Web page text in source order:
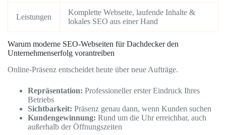
Leistungen
Komplette Webseite, laufende Inhalte &
lokales SEO aus einer Hand
Warum moderne SEO-Webseiten für Dachdecker den
Unternehmenserfolg vorantreiben
Online-Präsenz entscheidet heute über neue Aufträge.
Repräsentation: Professioneller erster Eindruck Ihres
Betriebs
Sichtbarkeit: Präsenz genau dann, wenn Kunden suchen
Kundengewinnung: Rund um die Uhr erreichbar, auch
außerhalb der Öffnungszeiten